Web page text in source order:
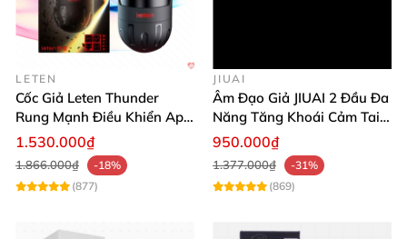
LETEN
Cốc Giả Leten Thunder
Rung Mạnh Điều Khiển App
Đa Chế Độ
1.530.000₫
1.866.000₫
-18%
(877)
JIUAI
Âm Đạo Giả JIUAI 2 Đầu Đa
Năng Tăng Khoái Cảm Tai
Nghe Cao Cấp
950.000₫
1.377.000₫
-31%
(869)